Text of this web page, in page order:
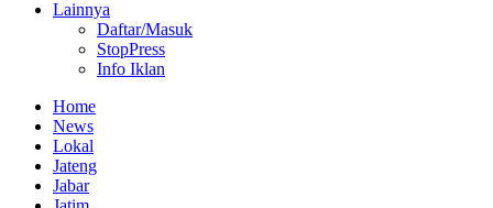
Lainnya
Daftar/Masuk
StopPress
Info Iklan
Home
News
Lokal
Jateng
Jabar